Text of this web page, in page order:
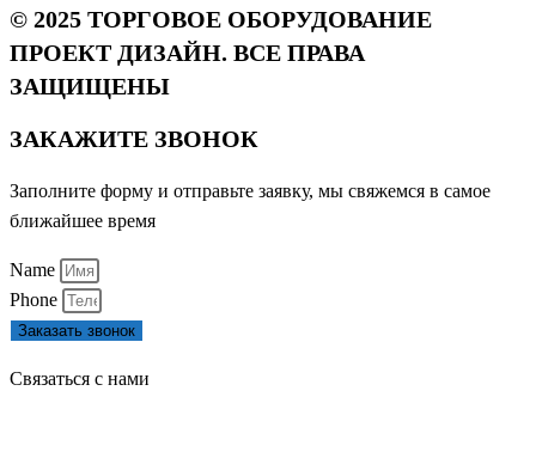
© 2025 ТОРГОВОЕ ОБОРУДОВАНИЕ
ПРОЕКТ ДИЗАЙН. ВСЕ ПРАВА
ЗАЩИЩЕНЫ
ЗАКАЖИТЕ ЗВОНОК
Заполните форму и отправьте заявку, мы свяжемся в самое
ближайшее время
Name
Phone
Заказать звонок
Связаться с нами